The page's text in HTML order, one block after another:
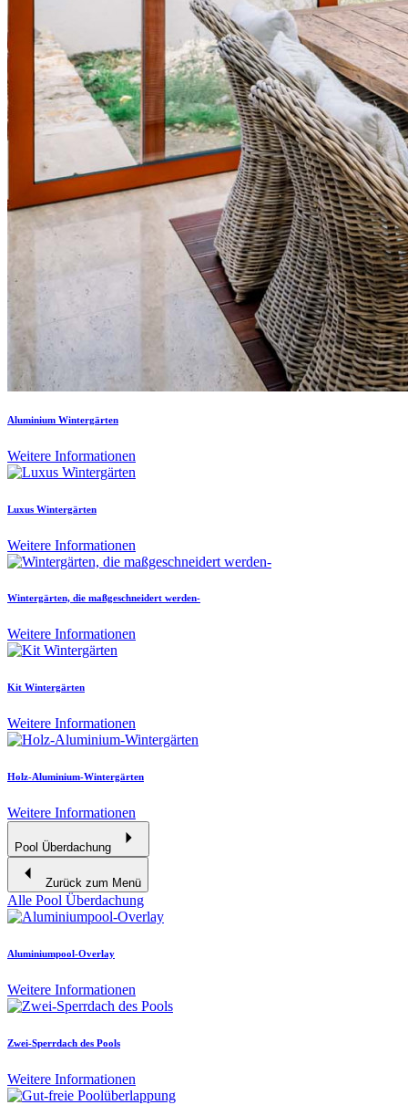
Aluminium Wintergärten
Weitere Informationen
Luxus Wintergärten
Weitere Informationen
Wintergärten, die maßgeschneidert werden-
Weitere Informationen
Kit Wintergärten
Weitere Informationen
Holz-Aluminium-Wintergärten
Weitere Informationen
Pool Überdachung
Zurück zum Menü
Alle Pool Überdachung
Aluminiumpool-Overlay
Weitere Informationen
Zwei-Sperrdach des Pools
Weitere Informationen